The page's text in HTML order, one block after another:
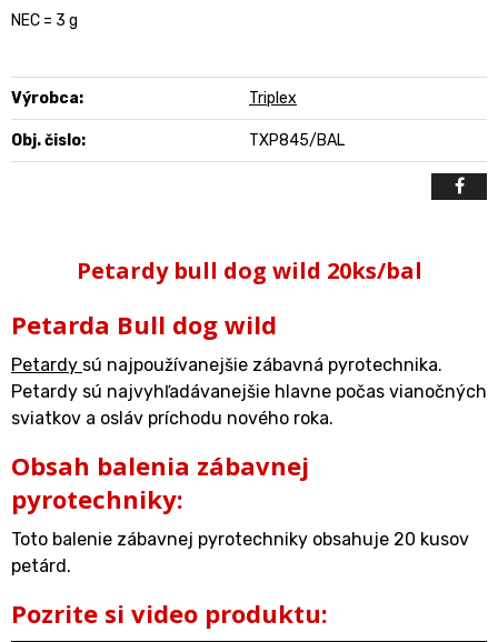
NEC = 3 g
Výrobca: Triplex
Obj. čislo: TXP845/BAL
Petardy bull dog wild 20ks/bal
Petarda Bull dog wild
Petardy sú najpoužívanejšie zábavná pyrotechnika.
Petardy sú najvyhľadávanejšie hlavne počas vianočných
sviatkov a osláv príchodu nového roka.
Obsah balenia zábavnej
pyrotechniky:
Toto balenie zábavnej pyrotechniky obsahuje 20 kusov
petárd.
Pozrite si video produktu: